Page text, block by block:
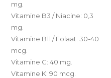
mg.
Vitamine B3 / Niacine: 0,3
mg.
Vitamine B11 / Folaat: 30-40
mcg.
Vitamine C: 40 mg.
Vitamine K: 90 mcg.